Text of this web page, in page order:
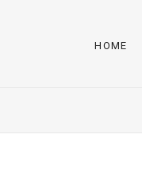
HOME